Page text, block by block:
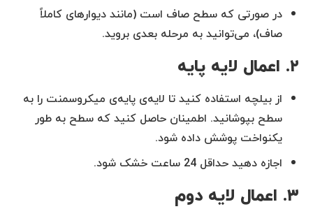
در صورتی که سطح صاف است (مانند دیوارهای کاملاً
صاف)، می‌توانید به مرحله بعدی بروید.
۲. اعمال لایه پایه
از بیلچه استفاده کنید تا لایه‌ی پایه‌ی میکروسمنت را به
سطح بپوشانید. اطمینان حاصل کنید که سطح به طور
یکنواخت پوشش داده شود.
اجازه دهید حداقل 24 ساعت خشک شود.
۳. اعمال لایه دوم